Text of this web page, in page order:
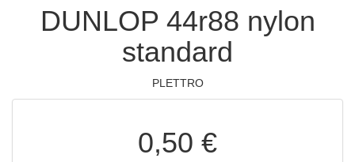
DUNLOP 44r88 nylon
standard
PLETTRO
0,50 €